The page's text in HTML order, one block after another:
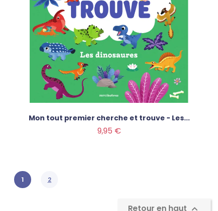
Mon tout premier cherche et trouve - Les...
9,95 €
1 2
Retour en haut